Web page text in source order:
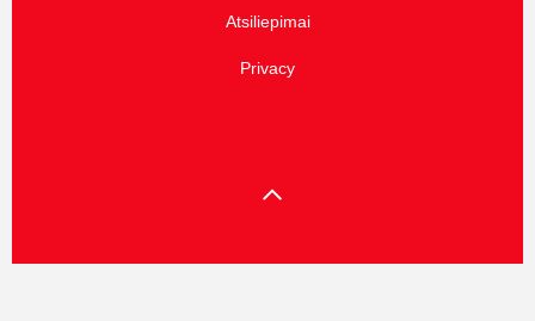
Atsiliepimai
Privacy